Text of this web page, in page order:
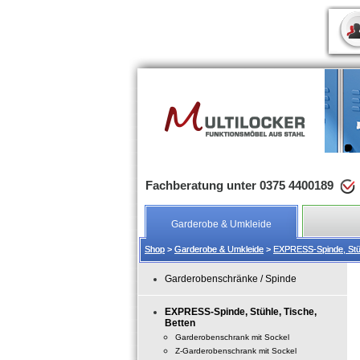
Fachberatung unter 0375 4400189
Garderobe & Umkleide
Shop > Garderobe & Umkleide > EXPRESS-Spinde,
Shop > Garderobe & Umkleide > EXPRESS-Spinde,
Garderobenschränke / Spinde
EXPRESS-Spinde, Stühle, Tische,
Betten
Garderobenschrank mit Sockel
Z-Garderobenschrank mit Sockel